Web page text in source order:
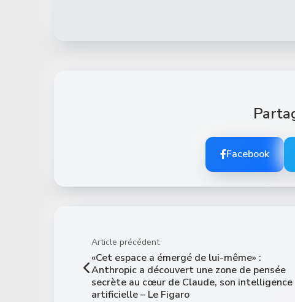
Facebook
Article précédent
«Cet espace a émergé de lui-même» :
Anthropic a découvert une zone de pensée
secrète au cœur de Claude, son intelligence
artificielle – Le Figaro